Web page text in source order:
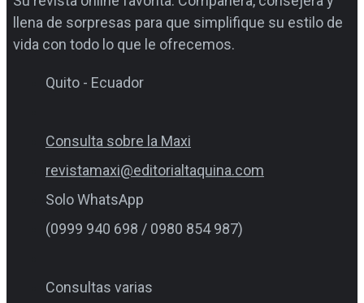
llena de sorpresas para que simplifique su estilo de
vida con todo lo que le ofrecemos.
Quito - Ecuador
Consulta sobre la Maxi
revistamaxi@editorialtaquina.com
Solo WhatsApp
(0999 940 698 / 0980 854 987)
Consultas varias